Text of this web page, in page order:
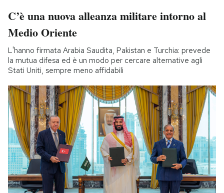
C’è una nuova alleanza militare intorno al
Medio Oriente
L'hanno firmata Arabia Saudita, Pakistan e Turchia: prevede
la mutua difesa ed è un modo per cercare alternative agli
Stati Uniti, sempre meno affidabili